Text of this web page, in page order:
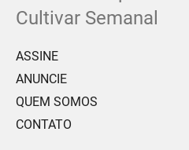
Cultivar Semanal
ASSINE
ANUNCIE
QUEM SOMOS
CONTATO